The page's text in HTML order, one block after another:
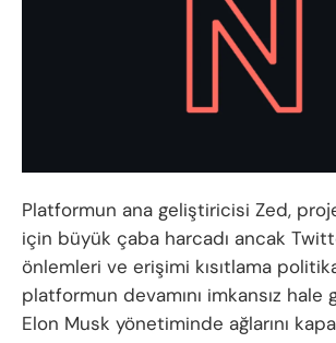
Platformun ana geliştiricisi Zed,
için büyük çaba harcadı ancak
önlemleri ve erişimi kısıtlama
platformun devamını imkansız hale
Elon Musk yönetiminde ağlarını